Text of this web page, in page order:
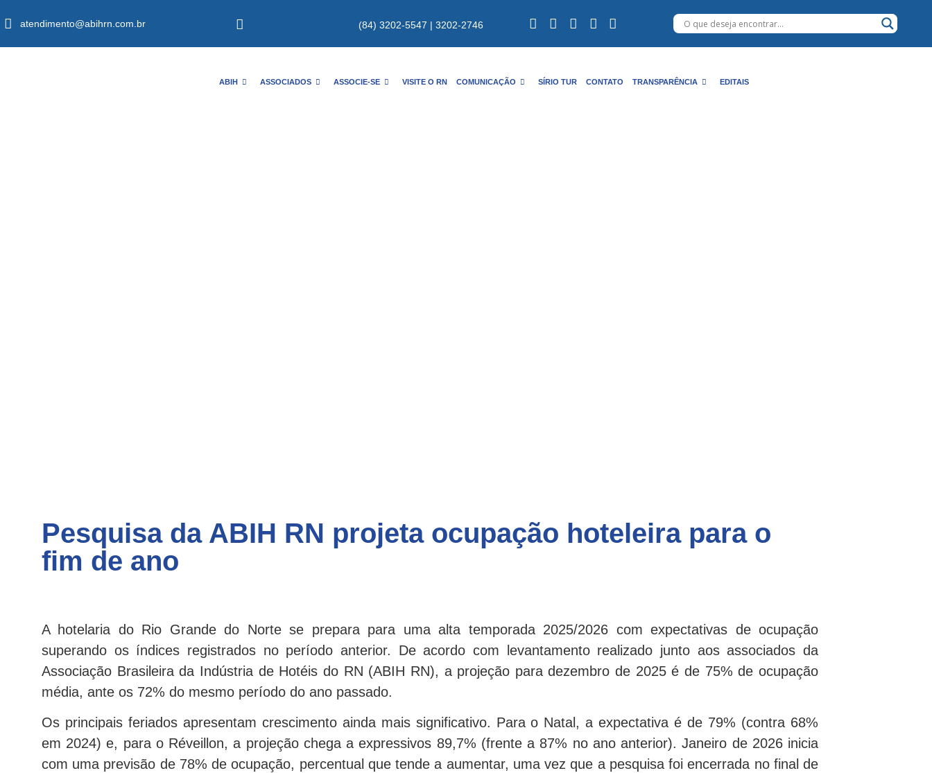
atendimento@abihrn.com.br (84) 3202-5547 | 3202-2746
ABIH ASSOCIADOS ASSOCIE-SE VISITE O RN COMUNICAÇÃO SÍRIO TUR CONTATO TRANSPARÊNCIA EDITAIS
Pesquisa da ABIH RN projeta ocupação hoteleira para o
fim de ano
A hotelaria do Rio Grande do Norte se prepara para uma alta temporada 2025/2026 com expectativas de ocupação
superando os índices registrados no período anterior. De acordo com levantamento realizado junto aos associados da
Associação Brasileira da Indústria de Hotéis do RN (ABIH RN), a projeção para dezembro de 2025 é de 75% de ocupação
média, ante os 72% do mesmo período do ano passado.
Os principais feriados apresentam crescimento ainda mais significativo. Para o Natal, a expectativa é de 79% (contra 68%
em 2024) e, para o Réveillon, a projeção chega a expressivos 89,7% (frente a 87% no ano anterior). Janeiro de 2026 inicia
com uma previsão de 78% de ocupação, percentual que tende a aumentar, uma vez que a pesquisa foi encerrada no final de